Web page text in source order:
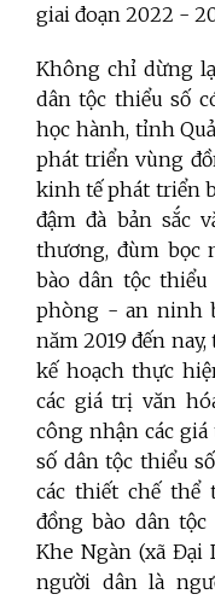
giai đoạn 2022 -
Không chỉ dừng
dân tộc thiểu số
học hành, tỉnh
phát triển vùng
kinh tế phát triển
đậm đà bản sắc
thương, đùm bọc
bào dân tộc
phòng - an ninh
năm 2019 đến
kế hoạch thực
các giá trị văn
công nhận các
số dân tộc thiểu
các thiết chế thể
đồng bào dân
Khe Ngàn (xã Đại
người dân là